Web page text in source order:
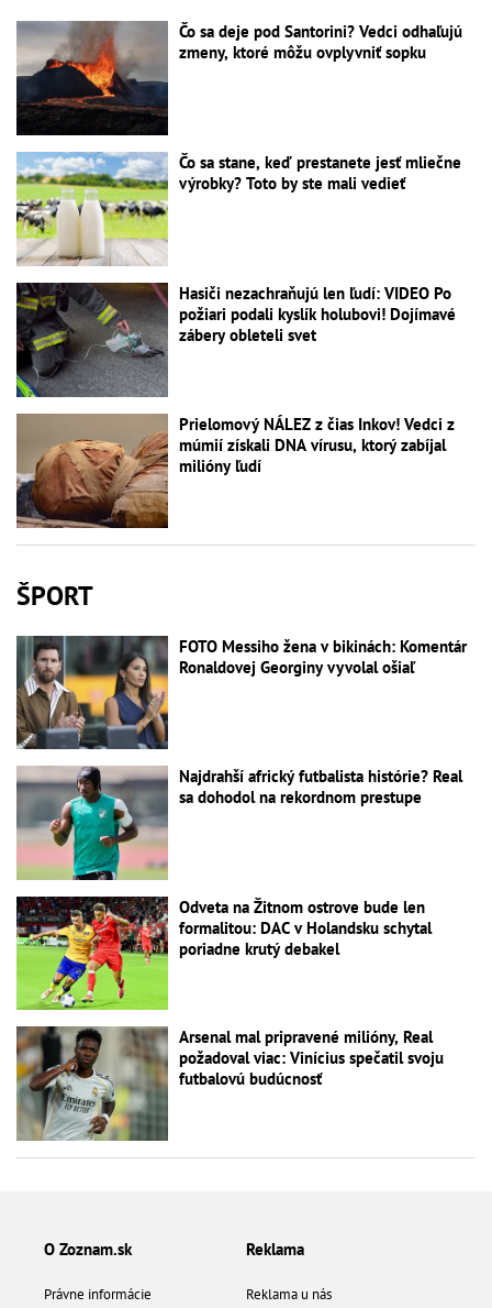
Čo sa deje pod Santorini? Vedci odhaľujú
zmeny, ktoré môžu ovplyvniť sopku
Čo sa stane, keď prestanete jesť mliečne
výrobky? Toto by ste mali vedieť
Hasiči nezachraňujú len ľudí: VIDEO Po
požiari podali kyslík holubovi! Dojímavé
zábery obleteli svet
Prielomový NÁLEZ z čias Inkov! Vedci z
múmií získali DNA vírusu, ktorý zabíjal
milióny ľudí
ŠPORT
FOTO Messiho žena v bikinách: Komentár
Ronaldovej Georginy vyvolal ošiaľ
Najdrahší africký futbalista histórie? Real
sa dohodol na rekordnom prestupe
Odveta na Žitnom ostrove bude len
formalitou: DAC v Holandsku schytal
poriadne krutý debakel
Arsenal mal pripravené milióny, Real
požadoval viac: Vinícius spečatil svoju
futbalovú budúcnosť
O Zoznam.sk
Právne informácie
Reklama
Reklama u nás